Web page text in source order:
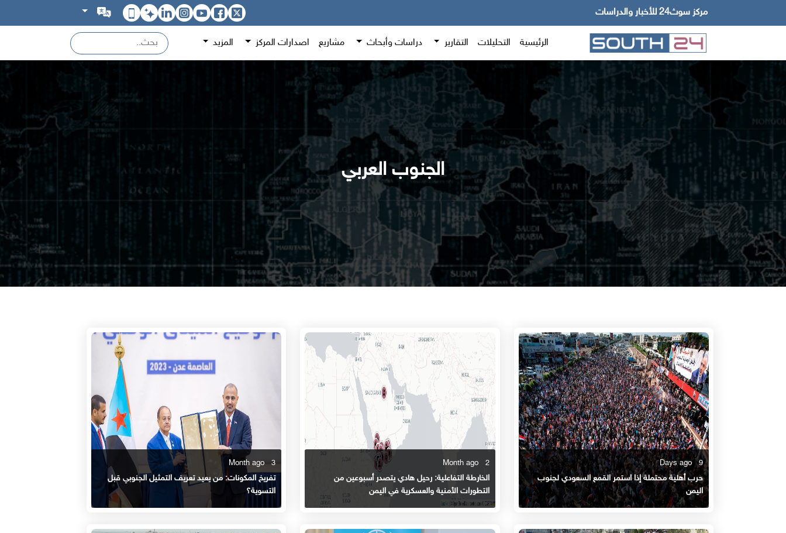
مركز سوث24 للأخبار والدراسات
الرئيسية التحليلات التقارير دراسات وأبحاث مشاريع اصدارات المركز المزيد
الجنوب العربي
9 Days ago
حرب أهلية محتملة إذا استمر القمع السعودي لجنوب
اليمن
2 Month ago
الخارطة التفاعلية: رحيل هادي يتصدر أسبوعين من
التطورات الأمنية والعسكرية في اليمن
3 Month ago
تفريخ المكونات: من يعيد تعريف التمثيل الجنوبي قبل
التسوية؟